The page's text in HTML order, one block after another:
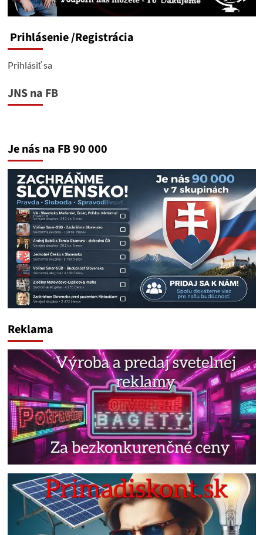
Prihlásenie/Registrácia
Prihlásiť sa
JNS na FB
Je nás na FB 90 000
Reklama